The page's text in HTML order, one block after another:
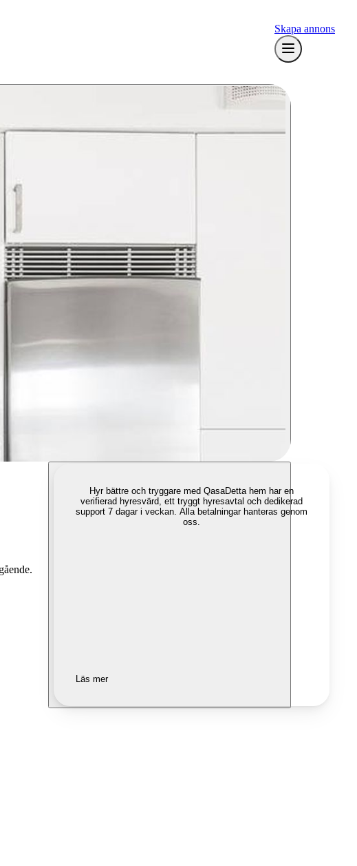
Skapa annons
Hyr bättre och tryggare med QasaDetta hem har en
verifierad hyresvärd, ett tryggt hyresavtal och dedikerad
support 7 dagar i veckan. Alla betalningar hanteras genom
oss.
Läs mer